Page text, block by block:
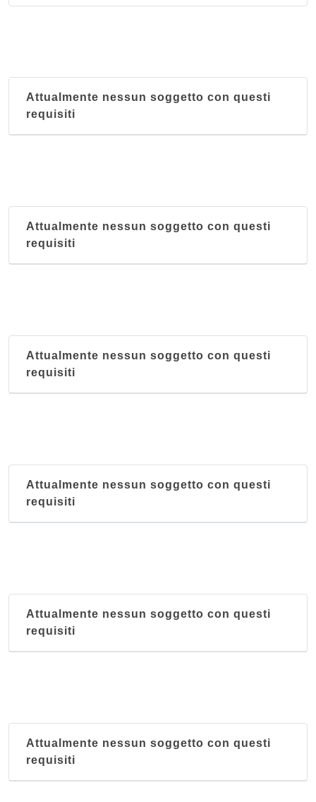
Attualmente nessun soggetto con questi
requisiti
Attualmente nessun soggetto con questi
requisiti
Attualmente nessun soggetto con questi
requisiti
Attualmente nessun soggetto con questi
requisiti
Attualmente nessun soggetto con questi
requisiti
Attualmente nessun soggetto con questi
requisiti